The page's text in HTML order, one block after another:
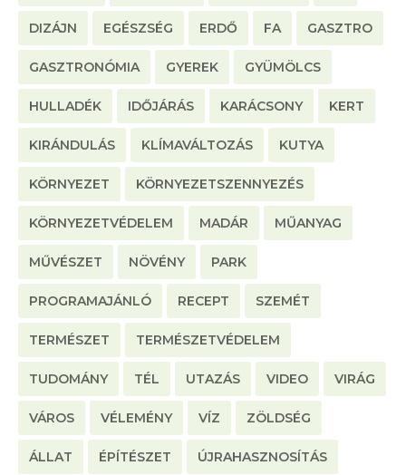
DIZÁJN EGÉSZSÉG ERDŐ FA GASZTRO
GASZTRONÓMIA GYEREK GYÜMÖLCS
HULLADÉK IDŐJÁRÁS KARÁCSONY KERT
KIRÁNDULÁS KLÍMAVÁLTOZÁS KUTYA
KÖRNYEZET KÖRNYEZETSZENNYEZÉS
KÖRNYEZETVÉDELEM MADÁR MŰANYAG
MŰVÉSZET NÖVÉNY PARK
PROGRAMAJÁNLÓ RECEPT SZEMÉT
TERMÉSZET TERMÉSZETVÉDELEM
TUDOMÁNY TÉL UTAZÁS VIDEO VIRÁG
VÁROS VÉLEMÉNY VÍZ ZÖLDSÉG
ÁLLAT ÉPÍTÉSZET ÚJRAHASZNOSÍTÁS